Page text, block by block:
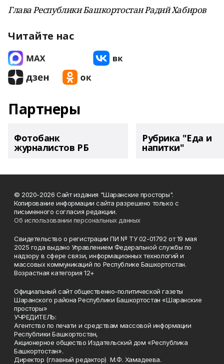
Глава Республики Башкортостан Радий Хабиров
Читайте нас
Партнеры
Фотобанк
журналистов РБ
Рубрика "Еда и
напитки"
© 2020-2026 Сайт издания "Шаранские просторы".
Копирование информации сайта разрешено только с
письменного согласия редакции.
Об использовании персональных данных
Свидетельство о регистрации ПИ № ТУ 02-01792 от 19 мая
2025 года выдано Управлением Федеральной службы по
надзору в сфере связи, информационных технологий и
массовых коммуникаций по Республике Башкортостан.
Возрастная категория 12+
Официальный сайт общественно-политической газеты
Шаранского района Республики Башкортостан «Шаранские
просторы»
УЧРЕДИТЕЛЬ:
Агентство по печати и средствам массовой информации
Республики Башкортостан,
Акционерное общество Издательский дом «Республика
Башкортостан».
Директор (главный редактор) М.Ф. Хамадеева.